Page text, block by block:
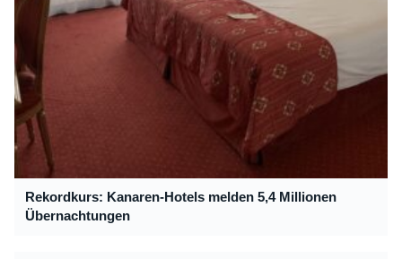
Rekordkurs: Kanaren-Hotels melden 5,4 Millionen
Übernachtungen